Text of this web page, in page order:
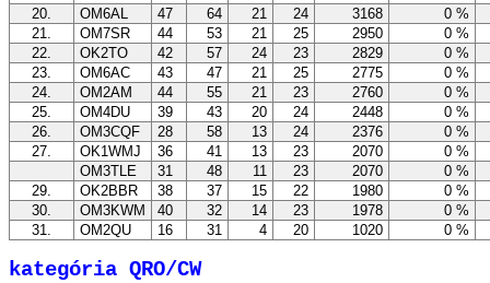
20.
OM6AL 47 64 21 24 3168
0 %
21.
OM7SR 44 53 21 25 2950
0 %
22.
OK2TO 42 57 24 23 2829
0 %
23.
OM6AC 43 47 21 25 2775
0 %
24.
OM2AM 44 55 21 23 2760
0 %
25.
OM4DU 39 43 20 24 2448
0 %
26.
OM3CQF 28 58 13 24 2376
0 %
27.
OK1WMJ 36 41 13 23 2070
0 %
OM3TLE
31 48 11 23 2070
0 %
29.
OK2BBR 38 37 15 22 1980
0 %
30.
OM3KWM 40 32 14 23 1978
0 %
31.
OM2QU 16 31 4 20 1020 0 %
kategória QRO/CW